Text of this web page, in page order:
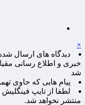
×
دیدگاه های ارسال
خبری و اطلاع رسانی
شد
پیام هایی که حاوی
لطفا از تایپ
منتشر نخواهد شد.